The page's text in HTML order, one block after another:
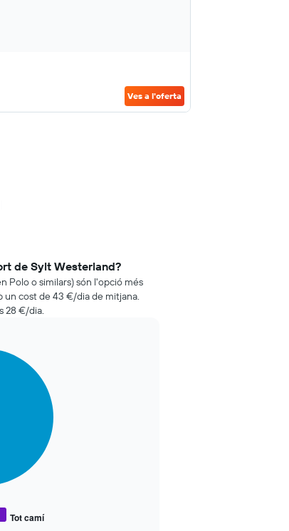
Ves a l'oferta
de Sylt Westerland?
Polo o similars) són l'opció més
cost de 43 €/dia de mitjana.
28 €/dia.
Tot camí